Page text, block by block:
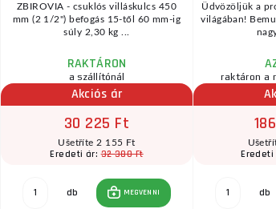
ZBIROVIA - csuklós villáskulcs 450
mm (2 1/2") befogás 15-től 60 mm-ig
súly 2,30 kg ...
RAKTÁRON
a szállítónál
Akciós ár
30 225 Ft
Ušetříte 2 155 Ft
Eredeti ár:32 380 Ft
db MEGVENNI
Üdvözöljük a
világában!
raktáron a
db